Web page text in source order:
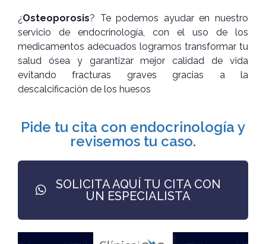
¿Osteoporosis? Te podemos ayudar en nuestro
servicio de endocrinología, con el uso de los
medicamentos adecuados logramos transformar tu
salud ósea y garantizar mejor calidad de vida
evitando fracturas graves gracias a la
descalcificación de los huesos
Pide tu cita con endocrinología y
revisemos tu caso.
SOLICITA AQUÍ TU CITA CON
UN ESPECIALISTA